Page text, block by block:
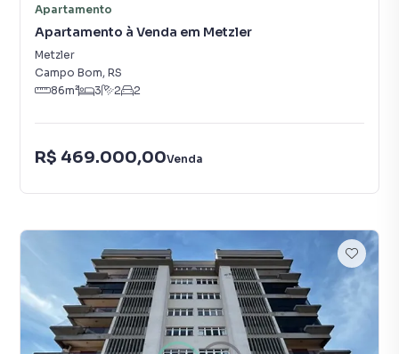
Apartamento
Apartamento à Venda em Metzler
Metzler
Campo Bom, RS
86m² 3 2 2
R$ 469.000,00Venda